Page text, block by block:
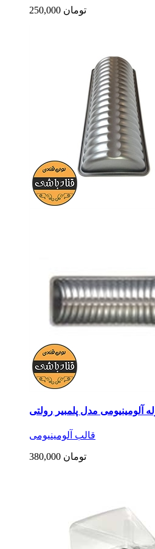
250,000 تومان
آلومینیومی مدل پلمبیر رولتی
قالب آلومینیومی
380,000 تومان